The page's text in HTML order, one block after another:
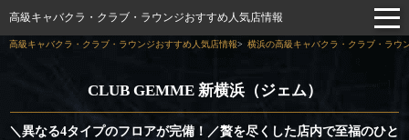
高級キャバクラ・クラブ・ラウンジおすすめ人気店情報
高級キャバクラ・クラブ・ラウンジおすすめ人気店情報 横浜の高級キャバクラ・クラブ・ラウ
CLUB GEMME 新横浜（ジェム）
＼異なる4タイプのフロアが完備！／贅を尽くした店内で至福のひと